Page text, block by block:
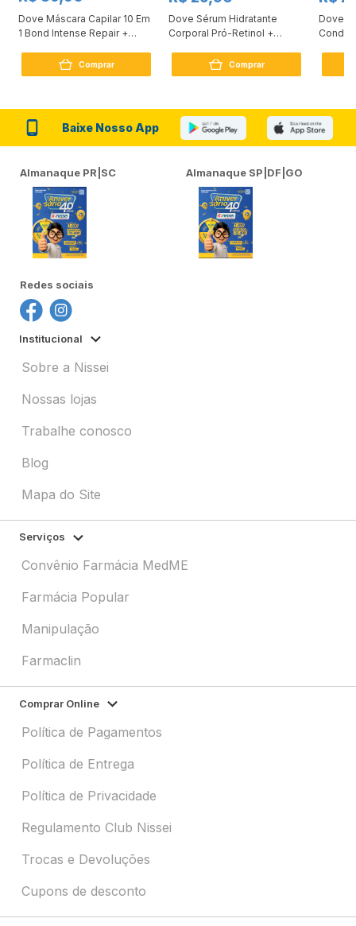
Dove Máscara Capilar 10 Em
1 Bond Intense Repair +
Comprar
Dove Sérum Hidratante
Corporal Pró-Retinol +
Comprar
Dove
Baixe Nosso App
Almanaque PR|SC Almanaque SP|DF|GO
Redes sociais
Institucional
Sobre a Nissei
Nossas lojas
Trabalhe conosco
Blog
Mapa do Site
Serviços
Convênio Farmácia MedME
Farmácia Popular
Manipulação
Farmaclin
Comprar Online
Política de Pagamentos
Política de Entrega
Política de Privacidade
Regulamento Club Nissei
Trocas e Devoluções
Cupons de desconto